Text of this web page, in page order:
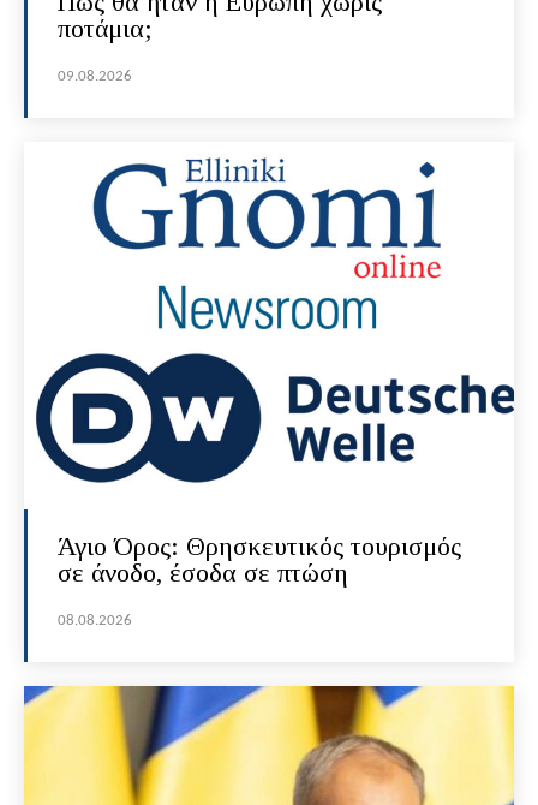
ποτάμια;
09.08.2026
Άγιο Όρος: Θρησκευτικός τουρισμός
σε άνοδο, έσοδα σε πτώση
08.08.2026